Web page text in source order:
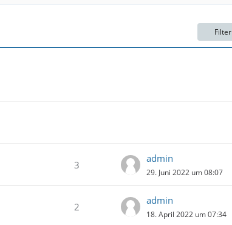
Filter
3
admin
29. Juni 2022 um 08:07
2
admin
18. April 2022 um 07:34